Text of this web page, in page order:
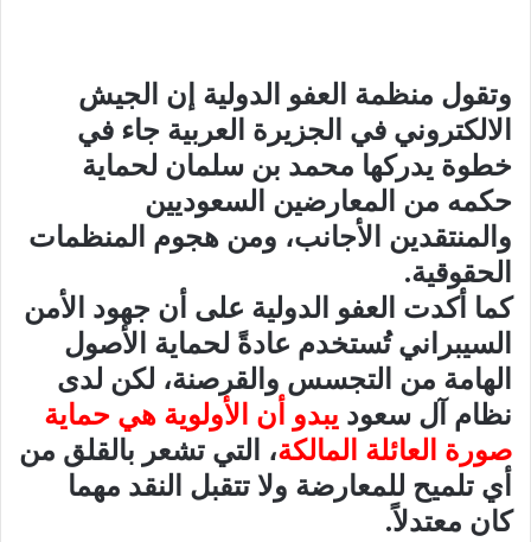
وتقول منظمة العفو الدولية إن الجيش
الالكتروني في الجزيرة العربية جاء في
خطوة يدركها محمد بن سلمان لحماية
حكمه من المعارضين السعوديين
والمنتقدين الأجانب، ومن هجوم المنظمات
الحقوقية.
كما أكدت العفو الدولية على أن جهود الأمن
السيبراني تُستخدم عادةً لحماية الأصول
الهامة من التجسس والقرصنة، لكن لدى
نظام آل سعود يبدو أن الأولوية هي حماية
صورة العائلة المالكة، التي تشعر بالقلق من
أي تلميح للمعارضة ولا تتقبل النقد مهما
كان معتدلاً.